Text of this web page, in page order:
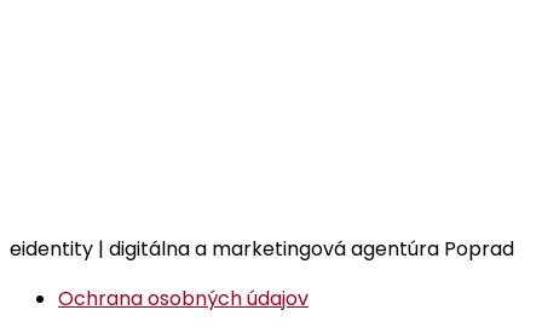
eidentity | digitálna a marketingová agentúra Poprad
Ochrana osobných údajov